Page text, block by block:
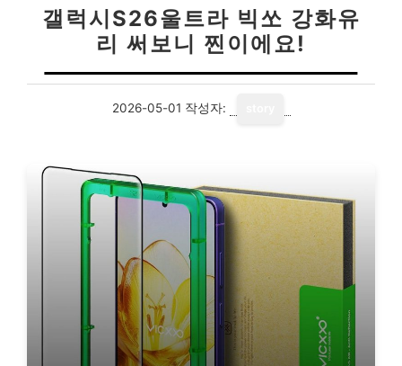
갤럭시S26울트라 빅쏘 강화유
리 써보니 찐이에요!
2026-05-01 작성자: